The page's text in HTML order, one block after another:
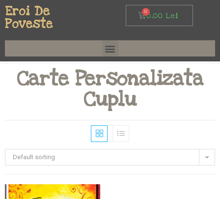
Eroi De
Poveste
0,00Lei
Carte Personalizata
Cuplu
Default sorting